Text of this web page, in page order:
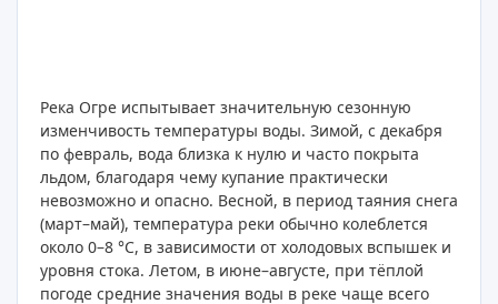
Река Огре испытывает значительную сезонную
изменчивость температуры воды. Зимой, с декабря
по февраль, вода близка к нулю и часто покрыта
льдом, благодаря чему купание практически
невозможно и опасно. Весной, в период таяния снега
(март–май), температура реки обычно колеблется
около 0–8 °C, в зависимости от холодовых вспышек и
уровня стока. Летом, в июне–августе, при тёплой
погоде средние значения воды в реке чаще всего